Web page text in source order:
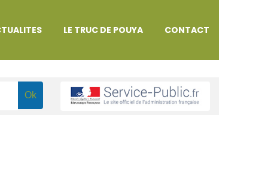
LE TRUC DE POUYA CONTACT